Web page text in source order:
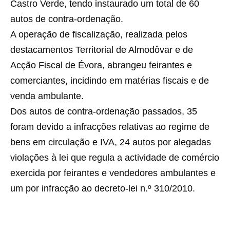
Castro Verde, tendo instaurado um total de 60
autos de contra-ordenação.
A operação de fiscalização, realizada pelos
destacamentos Territorial de Almodôvar e de
Acção Fiscal de Évora, abrangeu feirantes e
comerciantes, incidindo em matérias fiscais e de
venda ambulante.
Dos autos de contra-ordenação passados, 35
foram devido a infracções relativas ao regime de
bens em circulação e IVA, 24 autos por alegadas
violações à lei que regula a actividade de comércio
exercida por feirantes e vendedores ambulantes e
um por infracção ao decreto-lei n.º 310/2010.